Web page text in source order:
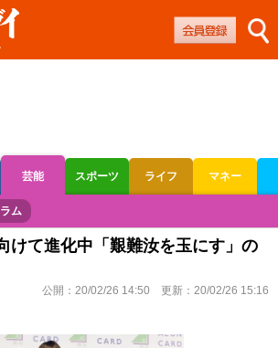
芸能 スポーツ ライフ マネー
オートレース
ム
けて進化中「艱難汝を玉にす」の
公開： 20/02/26 14:50 更新： 20/02/26 15:16